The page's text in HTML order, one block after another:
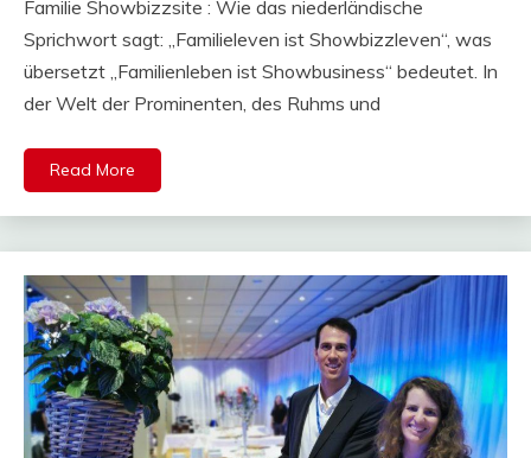
Familie Showbizzsite : Wie das niederländische
Sprichwort sagt: „Familieleven ist Showbizzleven“, was
übersetzt „Familienleben ist Showbusiness“ bedeutet. In
der Welt der Prominenten, des Ruhms und
Read More